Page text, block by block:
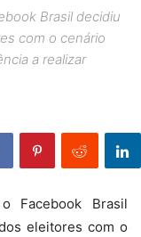
Brasil decidiu
com o cenário
a realizar
Facebook Brasil
eleitores com o